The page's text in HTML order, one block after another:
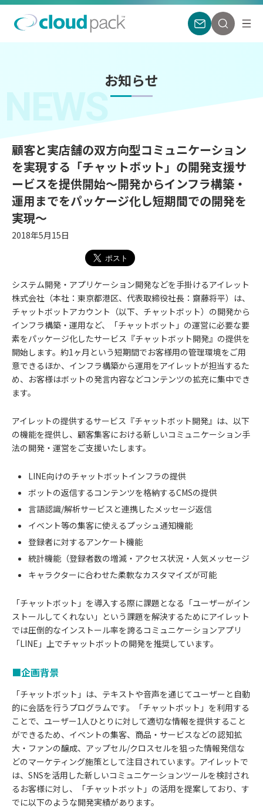
お知らせ
NEWS
顧客と実店舗の双方向型コミュニケーション
を実現する「チャットボット」の開発支援サ
ービスを提供開始〜開発からインフラ構築・
運用までをパッケージ化し短期間での開発を
実現〜
2018年5月15日
システム開発・アプリケーション開発などを手掛けるアイレット
株式会社（本社：東京都港区、代表取締役社長：齋藤将平）は、
チャットボットアカウント（以下、チャットボット）の開発から
インフラ構築・運用など、「チャットボット」の運営に必要な要
素をパッケージ化したサービス『チャットボット開発』の提供を
開始します。約1ヶ月という短期間でお客様用の管理環境をご用
意できるほか、インフラ構築から運用をアイレットが担当するた
め、お客様はボットの発言内容などコンテンツの拡充に集中でき
ます。
アイレットの提供するサービス『チャットボット開発』は、以下
の機能を提供し、顧客集客における新しいコミュニケーション手
法の開発・運営をご支援いたします。
LINE向けのチャットボットインフラの提供
ボットの返信するコンテンツを格納するCMSの提供
言語認識/解析サービスと連携したメッセージ返信
イベント等の集客に使えるプッシュ通知機能
登録者に対するアンケート機能
統計機能（登録者数の増減・アクセス状況・人気メッセージ
キャラクターに合わせた柔軟なカスタマイズが可能
「チャットボット」を導入する際に課題となる「ユーザーがイン
ストールしてくれない」という課題を解決するためにアイレット
では圧倒的なインストール率を誇るコミュニケーションアプリ
「LINE」上でチャットボットの開発を推奨しています。
■企画背景
「チャットボット」は、テキストや音声を通じてユーザーと自動
的に会話を行うプログラムです。「チャットボット」を利用する
ことで、ユーザー1人ひとりに対して適切な情報を提供すること
ができるため、イベントの集客、商品・サービスなどの認知拡
大・ファンの醸成、アップセル/クロスセルを狙った情報発信な
どのマーケティング施策として注目されています。アイレットで
は、SNSを活用した新しいコミュニケーションツールを検討され
るお客様に対し、「チャットボット」の活用を提案しており、す
でに以下のような開発実績があります。